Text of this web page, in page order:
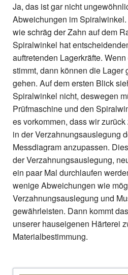
Ja, das ist gar nicht
Abweichungen im
wie schräg der Zahn auf dem
Spiralwinkel hat
auftretenden Lagerkräfte.
stimmt, dann können die Lager
gehen. Auf dem ersten Blick
Spiralwinkel nicht, deswegen
Prüfmaschine und den
es vorkommen, dass wir
in der Verzahnungsauslegung
Messdiagram anzupassen.
der Verzahnungsauslegung,
ein paar Mal durchlaufen
wenige Abweichungen wie
Verzahnungsauslegung und
gewährleisten. Dann kommt
unserer hauseigenen Härterei
Materialbestimmung.